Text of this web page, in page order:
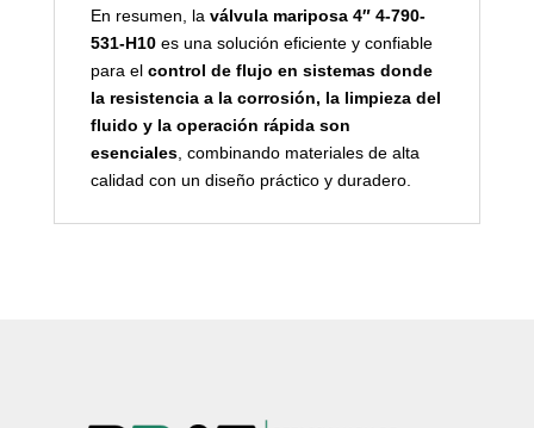
En resumen, la válvula mariposa 4″ 4-790-
531-H10es una solución eficiente y confiable
para el control de flujo en sistemas donde
la resistencia a la corrosión, la limpieza del
fluido y la operación rápida son
esenciales, combinando materiales de alta
calidad con un diseño práctico y duradero.